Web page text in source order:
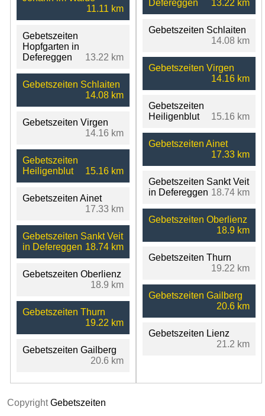
11.11 km
Gebetszeiten
Hopfgarten in
Defereggen
13.22 km
Gebetszeiten Schlaiten
14.08 km
Gebetszeiten Virgen
14.16 km
Gebetszeiten
Heiligenblut
15.16 km
Gebetszeiten Ainet
17.33 km
Gebetszeiten Sankt Veit
in Defereggen 18.74 km
Gebetszeiten Oberlienz
18.9 km
Gebetszeiten Thurn
19.22 km
Gebetszeiten Gailberg
20.6 km
Defereggen
13.22 km
Gebetszeiten Schlaiten
14.08 km
Gebetszeiten Virgen
14.16 km
Gebetszeiten
Heiligenblut
15.16 km
Gebetszeiten Ainet
17.33 km
Gebetszeiten Sankt Veit
in Defereggen 18.74 km
Gebetszeiten Oberlienz
18.9 km
Gebetszeiten Thurn
19.22 km
Gebetszeiten Gailberg
20.6 km
Gebetszeiten Lienz
21.2 km
CopyrightGebetszeiten